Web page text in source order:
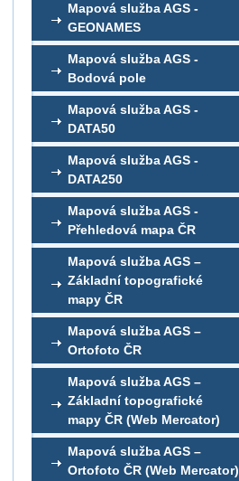
Mapová služba AGS -
GEONAMES
Mapová služba AGS -
Bodová pole
Mapová služba AGS -
DATA50
Mapová služba AGS -
DATA250
Mapová služba AGS -
Přehledová mapa ČR
Mapová služba AGS –
Základní topografické
mapy ČR
Mapová služba AGS –
Ortofoto ČR
Mapová služba AGS –
Základní topografické
mapy ČR (Web Mercator)
Mapová služba AGS –
Ortofoto ČR (Web Mercator)